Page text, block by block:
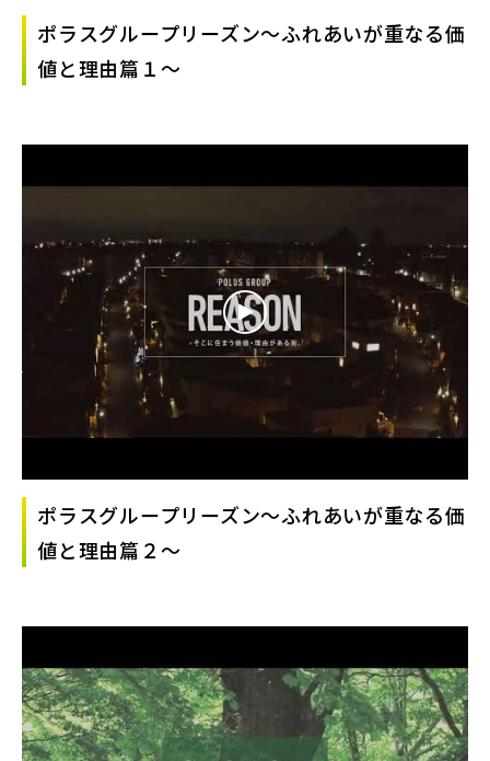
ポラスグループリーズン～ふれあいが重なる価
値と理由篇１～
ポラスグループリーズン～ふれあいが重なる価
値と理由篇２～